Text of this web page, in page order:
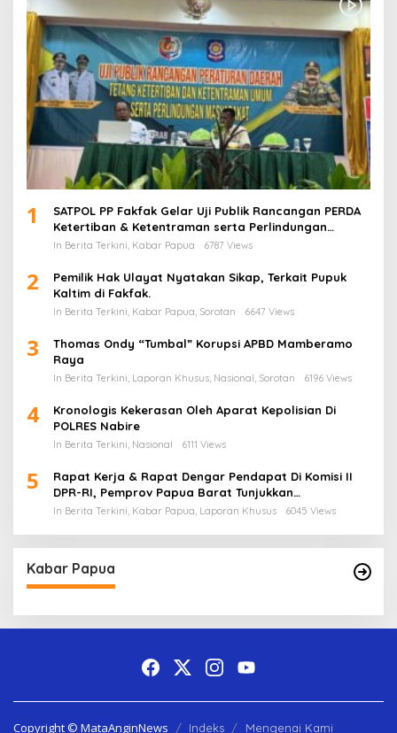
1
SATPOL PP Fakfak Gelar Uji Publik Rancangan PERDA
Ketertiban & Ketentraman serta Perlindungan
Masyarakat
In Berita Terkini, Kabar Papua 6787 Views
2
Pemilik Hak Ulayat Nyatakan Sikap, Terkait Pupuk
Kaltim di Fakfak.
In Berita Terkini, Kabar Papua, Sorotan 6647 Views
3
Thomas Ondy “Tumbal” Korupsi APBD Mamberamo
Raya
In Berita Terkini, Laporan Khusus, Nasional, Sorotan 6196 Views
4
Kronologis Kekerasan Oleh Aparat Kepolisian Di
POLRES Nabire
In Berita Terkini, Nasional 6111 Views
5
Rapat Kerja & Rapat Dengar Pendapat Di Komisi II
DPR-RI, Pemprov Papua Barat Tunjukkan
Keberpihakan Terhadap Aspirasi Masyarakat!
In Berita Terkini, Kabar Papua, Laporan Khusus 6045 Views
Kabar Papua
Copyright © MataAnginNews Indeks Mengenai Kami